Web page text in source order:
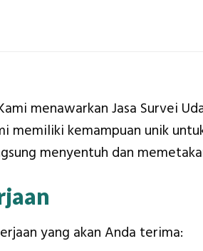
menawarkan Jasa Survei
memiliki kemampuan unik
menyentuh dan
yang akan Anda terima: